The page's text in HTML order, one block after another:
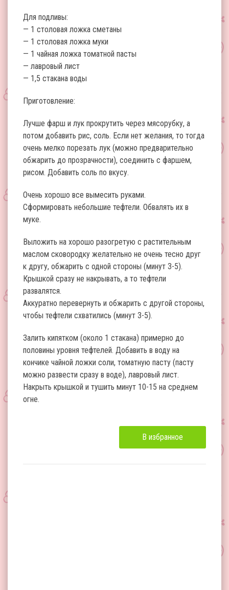
Для подливы:
— 1 столовая ложка сметаны
— 1 столовая ложка муки
— 1 чайная ложка томатной пасты
— лавровый лист
— 1,5 стакана воды
Приготовление:
Лучше фарш и лук прокрутить через мясорубку, а
потом добавить рис, соль. Если нет желания, то тогда
очень мелко порезать лук (можно предварительно
обжарить до прозрачности), соединить с фаршем,
рисом. Добавить соль по вкусу.
Очень хорошо все вымесить руками.
Сформировать небольшие тефтели. Обвалять их в
муке.
Выложить на хорошо разогретую с растительным
маслом сковородку желательно не очень тесно друг
к другу, обжарить с одной стороны (минут 3-5).
Крышкой сразу не накрывать, а то тефтели
развалятся.
Аккуратно перевернуть и обжарить с другой стороны,
чтобы тефтели схватились (минут 3-5).
Залить кипятком (около 1 стакана) примерно до
половины уровня тефтелей. Добавить в воду на
кончике чайной ложки соли, томатную пасту (пасту
можно развести сразу в воде), лавровый лист.
Накрыть крышкой и тушить минут 10-15 на среднем
огне.
В избранное